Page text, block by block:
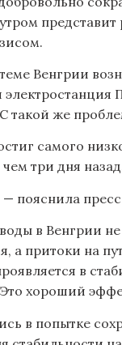
Венгрии
такой же
самого
три дня
пояснила
в Венгрии
а притоки на
в
хороший
в попытке